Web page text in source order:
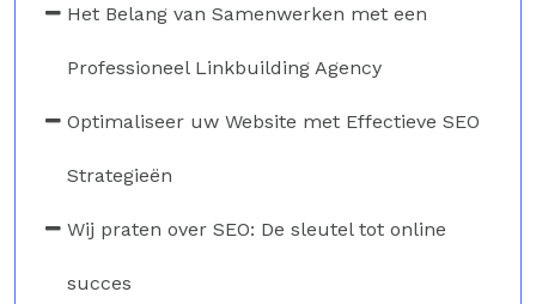
Het Belang van Samenwerken met een
Professioneel Linkbuilding Agency
Optimaliseer uw Website met Effectieve SEO
Strategieën
Wij praten over SEO: De sleutel tot online
succes